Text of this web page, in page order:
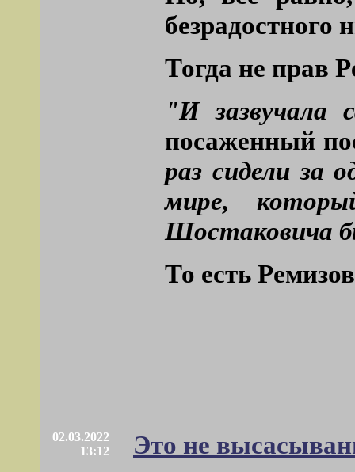
безрадостного
Тогда не прав
"И зазвучала
посаженный
раз сидели за
мире,
Шостаковича
То есть
02.03.2022
13:12
Это не